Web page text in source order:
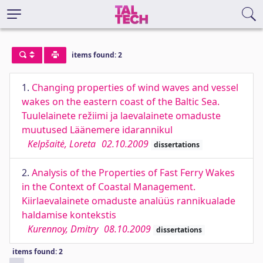
items found: 2
1. Changing properties of wind waves and vessel
wakes on the eastern coast of the Baltic Sea.
Tuulelainete režiimi ja laevalainete omaduste
muutused Läänemere idarannikul
Kelpšaitė, Loreta 02.10.2009 dissertations
2. Analysis of the Properties of Fast Ferry Wakes
in the Context of Coastal Management.
Kiirlaevalainete omaduste analüüs rannikualade
haldamise kontekstis
Kurennoy, Dmitry 08.10.2009 dissertations
items found: 2